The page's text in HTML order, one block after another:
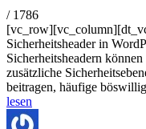
/ 1786
Sicherheitsheader in
Sicherheitsheadern
zusätzliche
beitragen, häufige
lesen